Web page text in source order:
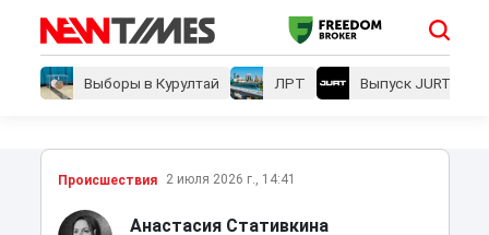
Выборы в Курултай ЛРТ Выпуск JURT
Проиcшествия 2 июля 2026 г., 14:41
Анастасия Стативкина